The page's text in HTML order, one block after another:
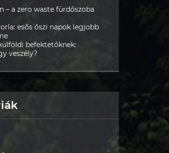
– a zero waste fürdőszoba
esős őszi napok legjobb
befektetőknek:
veszély?